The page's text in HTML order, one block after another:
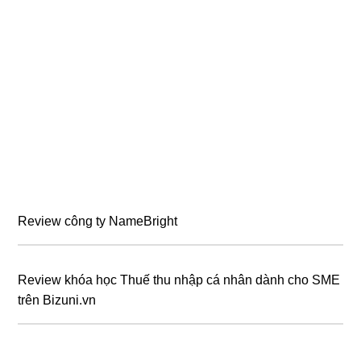
Review công ty NameBright
Review khóa học Thuế thu nhập cá nhân dành cho SME
trên Bizuni.vn